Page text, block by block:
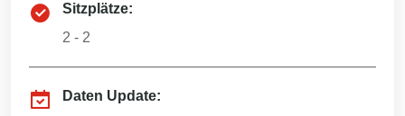
Sitzplätze:
2 - 2
Daten Update: